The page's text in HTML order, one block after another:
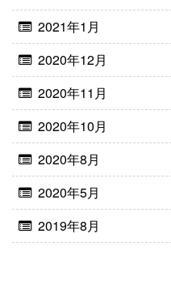
2021年1月
2020年12月
2020年11月
2020年10月
2020年8月
2020年5月
2019年8月